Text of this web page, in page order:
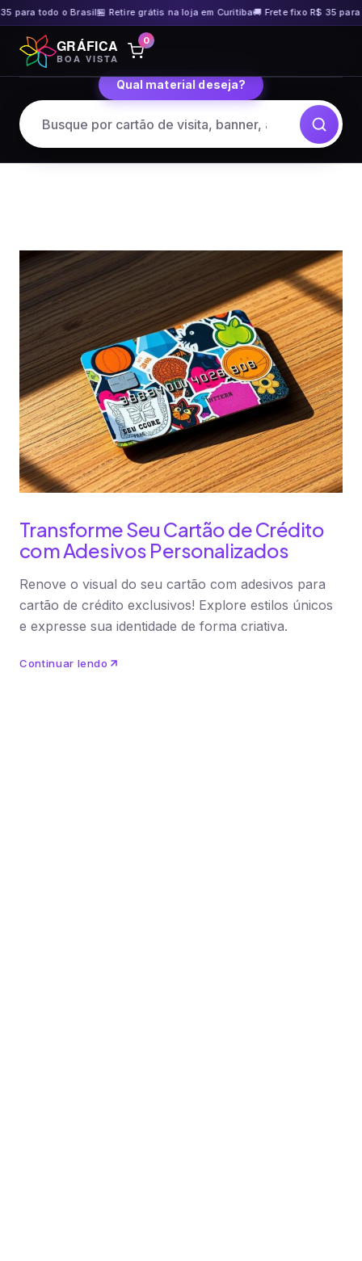
para todo o Brasil🏪 Retire grátis na loja em Curitiba🚚 Frete fixo R$ 35 para
Pular
para
o
GRÁFICA
BOA VISTA
0
Qual material deseja?
Transforme Seu Cartão de Crédito
com Adesivos Personalizados
Renove o visual do seu cartão com adesivos para
cartão de crédito exclusivos! Explore estilos únicos
e expresse sua identidade de forma criativa.
Continuar lendo